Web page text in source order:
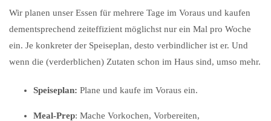
Wir planen unser Essen für mehrere Tage im Voraus und kaufen
dementsprechend zeiteffizient möglichst nur ein Mal pro Woche
ein. Je konkreter der Speiseplan, desto verbindlicher ist er. Und
wenn die (verderblichen) Zutaten schon im Haus sind, umso mehr.
Speiseplan: Plane und kaufe im Voraus ein.
Meal-Prep: Mache Vorkochen, Vorbereiten,